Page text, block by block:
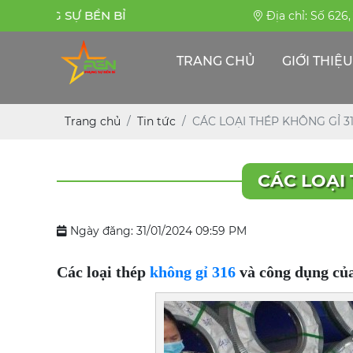
PHỤNG SỰ BỀN BỈĐịa chỉ: Số 626,
TRANG CHỦ GIỚI THIỆU
Trang chủ Tin tức CÁC LOẠI THÉP KHÔNG GỈ
CÁC LOẠI
Ngày đăng: 31/01/2024 09:59 PM
Các loại thép không gỉ 316 và công dụng